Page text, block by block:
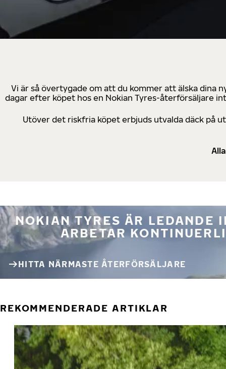
Vi är så övertygade om att du kommer att älska dina
dagar efter köpet hos en Nokian Tyres-återförsäljare
Utöver det riskfria köpet erbjuds utvalda däck på
NOKIAN TYRES ÄR LEDANDE
ARBETAR
HITTA NÄRMASTE ÅTERFÖRSÄLJARE
REKOMMENDERADE ARTIKLAR